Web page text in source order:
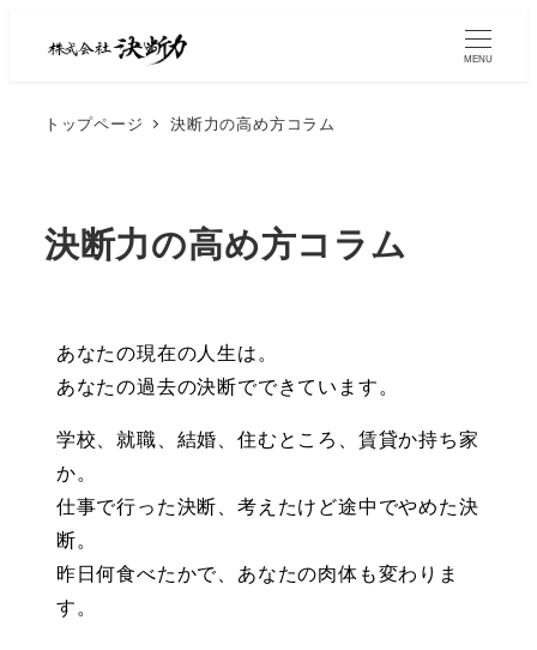
MENU
トップページ 決断力の高め方コラム
決断力の高め方コラム
あなたの現在の人生は。
あなたの過去の決断でできています。
学校、就職、結婚、住むところ、賃貸か持ち家
か。
仕事で行った決断、考えたけど途中でやめた決
断。
昨日何食べたかで、あなたの肉体も変わりま
す。